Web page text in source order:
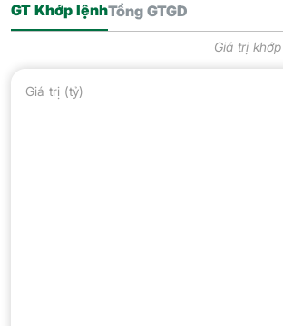
GT Khớp lệnhTổng GTGD
Giá trị
Giá trị (tỷ)